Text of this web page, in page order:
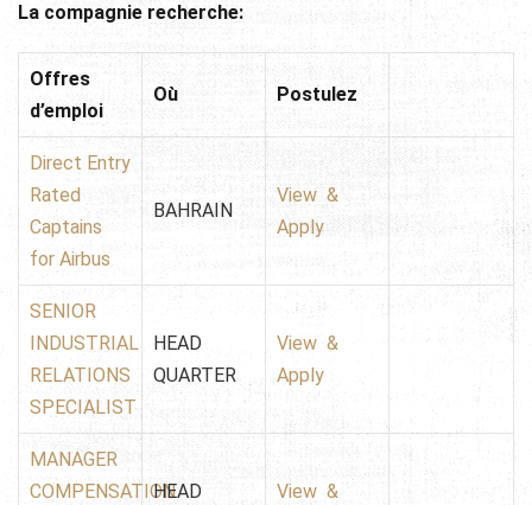
La compagnie recherche:
Offres
d’emploi
Où Postulez
Direct Entry
Rated
Captains
for Airbus
BAHRAIN
View &
Apply
SENIOR
INDUSTRIAL
RELATIONS
SPECIALIST
HEAD
QUARTER
View &
Apply
MANAGER
COMPENSATIONHEAD
View &